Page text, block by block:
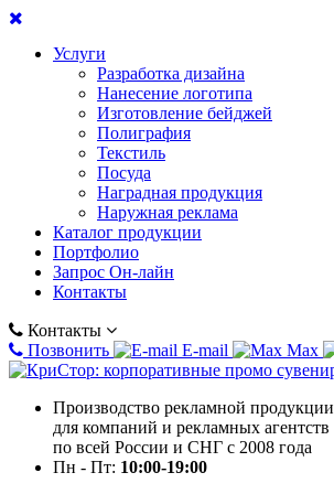
Услуги
Разработка дизайна
Нанесение логотипа
Изготовление бейджей
Полиграфия
Текстиль
Посуда
Наградная продукция
Наружная реклама
Каталог продукции
Портфолио
Запрос Он-лайн
Контакты
Контакты
Позвонить
E-mail Max
Производство рекламной продукции
для компаний и рекламных агентств
по всей России и СНГ с 2008 года
Пн - Пт: 10:00-19:00